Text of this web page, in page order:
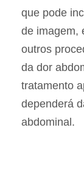
que pode
de imagem,
outros
da dor
tratamento
dependerá
abdominal.